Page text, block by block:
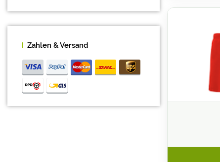
Transfers für Textil
Mützen & Hüte
Handtücher bestickt & bedruckt
Warnwesten
Zahlen & Versand